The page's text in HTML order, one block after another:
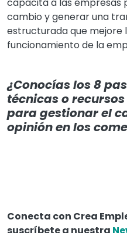
cambio y generar una
estructurada que mejore
funcionamiento de la
¿Conocías los 8
técnicas o
para gestionar el
opinión en los
Conecta con Crea
suscríbete a nuestra